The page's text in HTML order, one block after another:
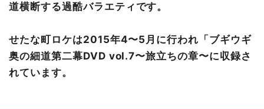
道横断する過酷バラエティです。
せたな町ロケは2015年4〜5月に行われ「ブギウギ
奥の細道第二幕DVD vol.7〜旅立ちの章〜に収録さ
れています。